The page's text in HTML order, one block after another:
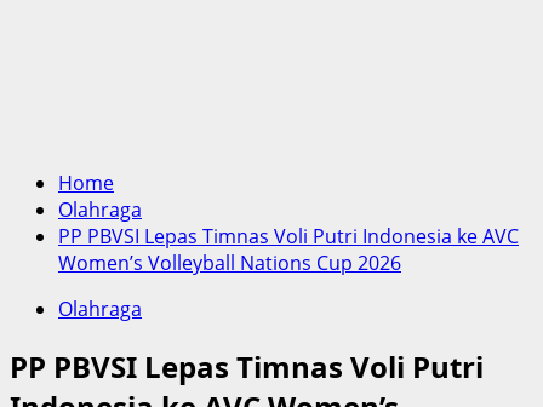
Home
Olahraga
PP PBVSI Lepas Timnas Voli Putri Indonesia ke AVC
Women’s Volleyball Nations Cup 2026
Olahraga
PP PBVSI Lepas Timnas Voli Putri